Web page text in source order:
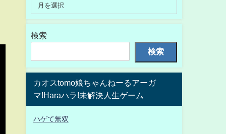
検索
検索
カオスtomo娘ちゃんねーるアーガ
マ!Haraハラ!未解決人生ゲーム
ハゲて無双